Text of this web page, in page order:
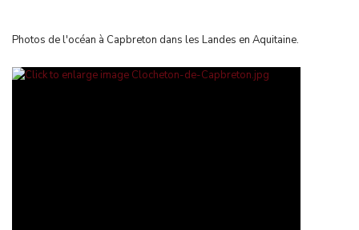
Photos de l'océan à Capbreton dans les Landes en Aquitaine.